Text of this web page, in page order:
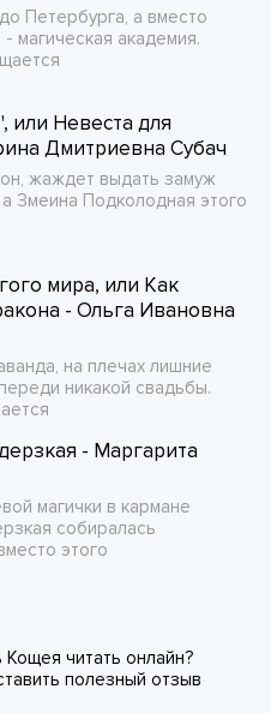
Петербурга, а вместо
магическая академия.
или Невеста для
Дмитриевна Субач
жаждет выдать замуж
Змеина Подколодная этого
мира, или Как
- Ольга Ивановна
на плечах лишние
никакой свадьбы.
- Маргарита
магички в кармане
собиралась
этого
читать онлайн?
полезный отзыв